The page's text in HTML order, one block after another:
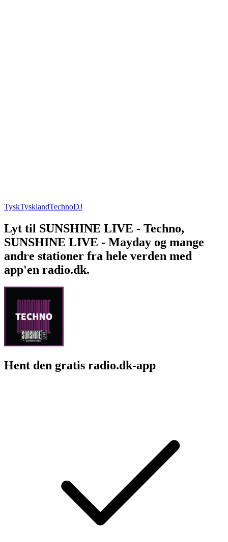
TyskTysklandTechnoDJ
Lyt til SUNSHINE LIVE - Techno,
SUNSHINE LIVE - Mayday og mange
andre stationer fra hele verden med
app'en radio.dk.
Hent den gratis radio.dk-app